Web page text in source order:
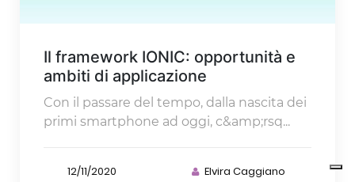
Il framework IONIC: opportunità e
ambiti di applicazione
Con il passare del tempo, dalla nascita dei
primi smartphone ad oggi, c&amp;rsq...
12/11/2020 Elvira Caggiano